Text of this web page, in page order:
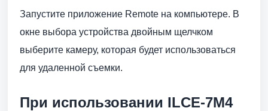
Запустите приложение Remote на компьютере. В
окне выбора устройства двойным щелчком
выберите камеру, которая будет использоваться
для удаленной съемки.
При использовании ILCE-7M4